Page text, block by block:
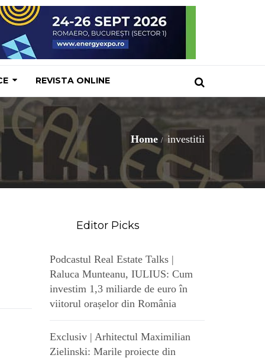
REVISTA ONLINE
Home investitii
Editor Picks
Podcastul Real Estate Talks |
Raluca Munteanu, IULIUS: Cum
investim 1,3 miliarde de euro în
viitorul orașelor din România
Exclusiv | Arhitectul Maximilian
Zielinski: Marile proiecte din